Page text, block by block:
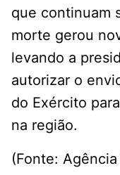
que continuam
morte gerou
levando a
autorizar o
do Exército
na região.
(Fonte: Agência